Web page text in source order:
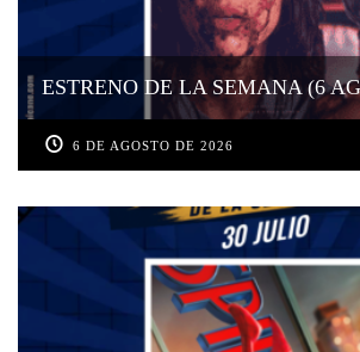
ESTRENO DE LA SEMANA (6
6 DE AGOSTO DE 2026